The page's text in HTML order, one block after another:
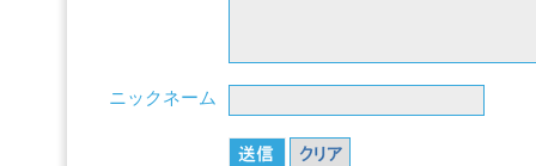
ニックネーム